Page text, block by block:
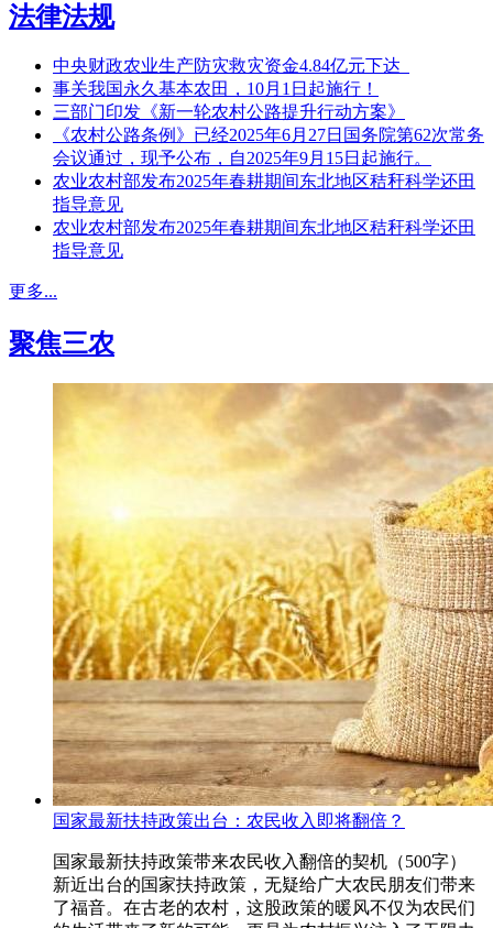
法律法规
中央财政农业生产防灾救灾资金4.84亿元下达
事关我国永久基本农田，10月1日起施行！
三部门印发《新一轮农村公路提升行动方案》
《农村公路条例》已经2025年6月27日国务院第62次常务
会议通过，现予公布，自2025年9月15日起施行。
农业农村部发布2025年春耕期间东北地区秸秆科学还田
指导意见
农业农村部发布2025年春耕期间东北地区秸秆科学还田
指导意见
更多...
聚焦三农
国家最新扶持政策出台：农民收入即将翻倍？
国家最新扶持政策带来农民收入翻倍的契机（500字）
新近出台的国家扶持政策，无疑给广大农民朋友们带来
了福音。在古老的农村，这股政策的暖风不仅为农民们